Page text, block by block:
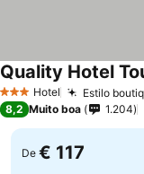
3 EstrelasHotel Estilo
Quality Hotel
8,2 Muito boa 1.204
De € 117